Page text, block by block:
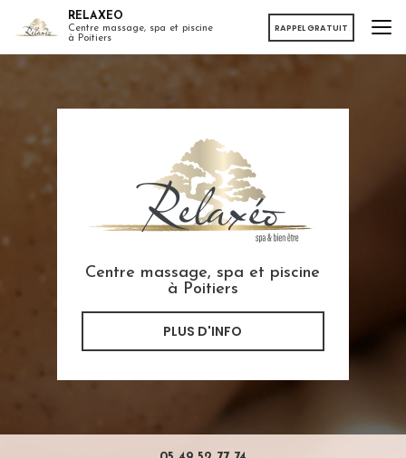
RELAXEO
Centre massage, spa et piscine
à Poitiers
RAPPEL GRATUIT
Centre massage, spa et piscine
à Poitiers
PLUS D'INFO